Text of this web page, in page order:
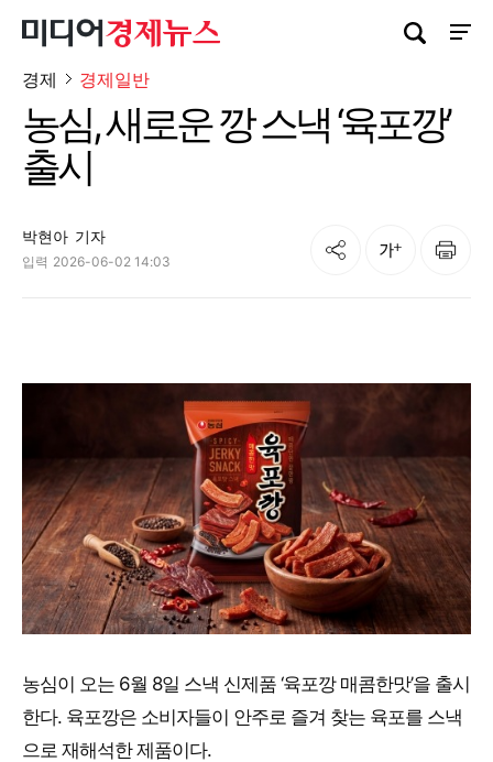
사이
검색창 열기
경제 경제일반
농심, 새로운 깡 스낵 ‘육포깡’
출시
박현아 기자
입력 2026-06-02 14:03
공유 글자크기 인쇄
농심이 오는 6월 8일 스낵 신제품 ‘육포깡 매콤한맛’을 출시
한다. 육포깡은 소비자들이 안주로 즐겨 찾는 육포를 스낵
으로 재해석한 제품이다.